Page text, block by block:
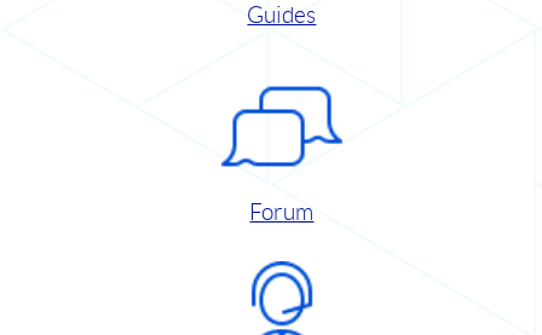
Guides
Forum